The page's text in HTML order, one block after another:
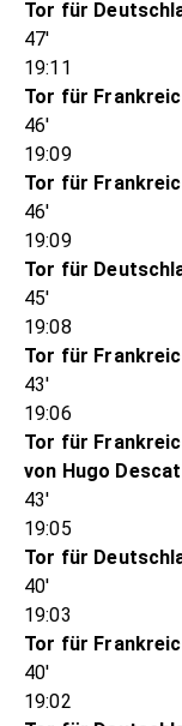
Tor für
47'
19:11
Tor für
46'
19:09
Tor für
46'
19:09
Tor für
45'
19:08
Tor für
43'
19:06
Tor für
von Hugo Descat
43'
19:05
Tor für
40'
19:03
Tor für
40'
19:02